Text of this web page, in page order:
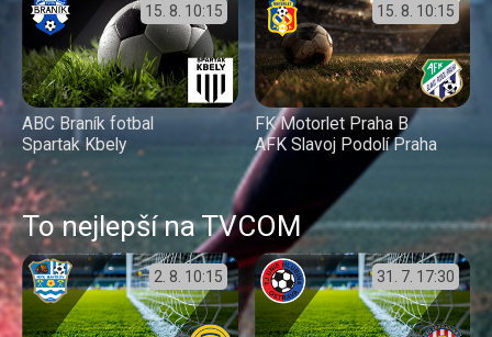
15. 8. 10:15
ABC Braník fotbal
Spartak Kbely
15. 8. 10:15
FK Motorlet Praha B
AFK Slavoj Podolí Praha
To nejlepší na TVCOM
2. 8. 10:15 31. 7. 17:30